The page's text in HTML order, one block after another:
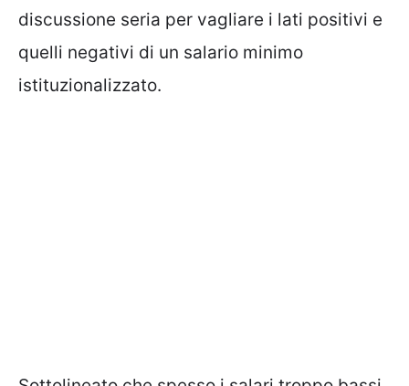
discussione seria per vagliare i lati positivi e
quelli negativi di un salario minimo
istituzionalizzato.